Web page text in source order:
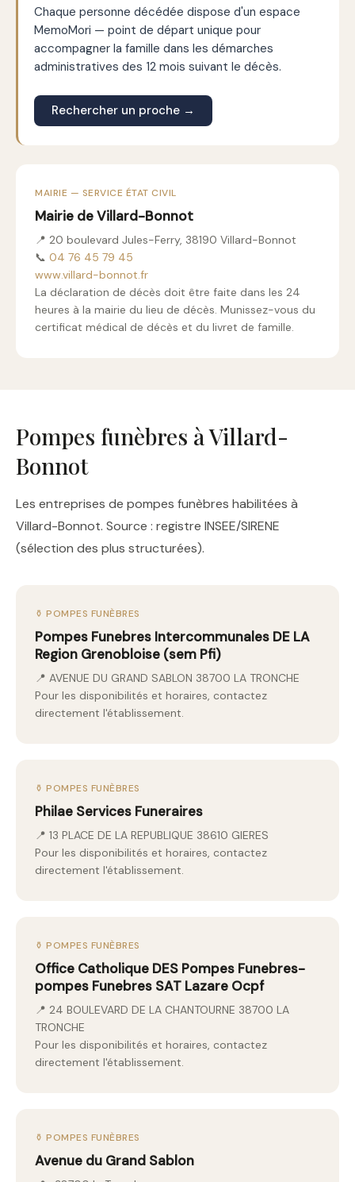
Chaque personne décédée dispose d'un espace
MemoMori — point de départ unique pour
accompagner la famille dans les démarches
administratives des 12 mois suivant le décès.
Rechercher un proche →
MAIRIE — SERVICE ÉTAT CIVIL
Mairie de Villard-Bonnot
📍 20 boulevard Jules-Ferry, 38190 Villard-Bonnot
📞 04 76 45 79 45
www.villard-bonnot.fr
La déclaration de décès doit être faite dans les 24
heures à la mairie du lieu de décès. Munissez-vous du
certificat médical de décès et du livret de famille.
Pompes funèbres à Villard-
Bonnot
Les entreprises de pompes funèbres habilitées à
Villard-Bonnot. Source : registre INSEE/SIRENE
(sélection des plus structurées).
⚱️ POMPES FUNÈBRES
Pompes Funebres Intercommunales DE LA
Region Grenobloise (sem Pfi)
📍 AVENUE DU GRAND SABLON 38700 LA TRONCHE
Pour les disponibilités et horaires, contactez
directement l'établissement.
⚱️ POMPES FUNÈBRES
Philae Services Funeraires
📍 13 PLACE DE LA REPUBLIQUE 38610 GIERES
Pour les disponibilités et horaires, contactez
directement l'établissement.
⚱️ POMPES FUNÈBRES
Office Catholique DES Pompes Funebres-
pompes Funebres SAT Lazare Ocpf
📍 24 BOULEVARD DE LA CHANTOURNE 38700 LA
TRONCHE
Pour les disponibilités et horaires, contactez
directement l'établissement.
⚱️ POMPES FUNÈBRES
Avenue du Grand Sablon